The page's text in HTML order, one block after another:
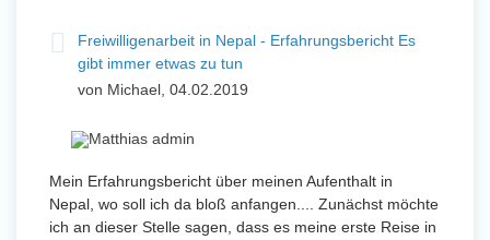
Freiwilligenarbeit in Nepal - Erfahrungsbericht Es
gibt immer etwas zu tun
von Michael, 04.02.2019
Mein Erfahrungsbericht über meinen Aufenthalt in
Nepal, wo soll ich da bloß anfangen.... Zunächst möchte
ich an dieser Stelle sagen, dass es meine erste Reise in